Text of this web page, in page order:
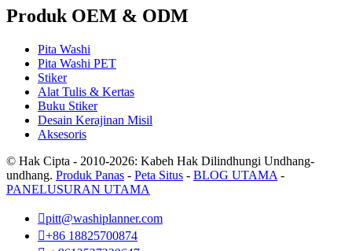
Produk OEM & ODM
Pita Washi
Pita Washi PET
Stiker
Alat Tulis & Kertas
Buku Stiker
Desain Kerajinan Misil
Aksesoris
© Hak Cipta - 2010-2026: Kabeh Hak Dilindhungi Undhang-
undhang. Produk Panas - Peta Situs - BLOG UTAMA -
PANELUSURAN UTAMA
pitt@washiplanner.com
+86 18825700874